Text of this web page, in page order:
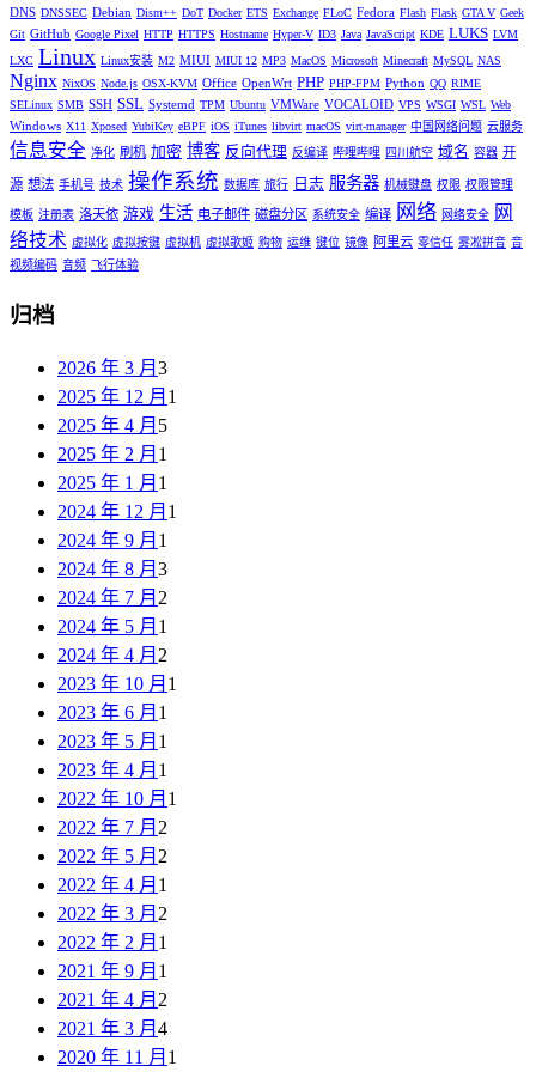
DNS DNSSEC Debian Dism++ DoT Docker ETS Exchange FLoC Fedora Flash Flask GTA V Geek
Git GitHub Google Pixel HTTP HTTPS Hostname Hyper-V ID3 Java JavaScript KDE LUKS LVM
LXC Linux Linux安装 M2 MIUI MIUI 12 MP3 MacOS Microsoft Minecraft MySQL NAS
Nginx NixOS Node.js OSX-KVM Office OpenWrt PHP PHP-FPM Python QQ RIME
SELinux SMB SSH SSL Systemd TPM Ubuntu VMWare VOCALOID VPS WSGI WSL Web
Windows X11 Xposed YubiKey eBPF iOS iTunes libvirt macOS virt-manager 中国网络问题 云服务
信息安全 净化 刷机 加密 博客 反向代理 反编译 哔哩哔哩 四川航空 域名 容器 开
源 想法 手机号 技术 操作系统 数据库 旅行 日志 服务器 机械键盘 权限 权限管理
模板 注册表 洛天依 游戏 生活 电子邮件 磁盘分区 系统安全 编译 网络 网络安全
网
络技术 虚拟化 虚拟按键 虚拟机 虚拟歌姬 购物 运维 键位 镜像 阿里云 零信任 雾凇拼音 音
视频编码 音频 飞行体验
归档
2026 年 3 月 3
2025 年 12 月 1
2025 年 4 月 5
2025 年 2 月 1
2025 年 1 月 1
2024 年 12 月 1
2024 年 9 月 1
2024 年 8 月 3
2024 年 7 月 2
2024 年 5 月 1
2024 年 4 月 2
2023 年 10 月 1
2023 年 6 月 1
2023 年 5 月 1
2023 年 4 月 1
2022 年 10 月 1
2022 年 7 月 2
2022 年 5 月 2
2022 年 4 月 1
2022 年 3 月 2
2022 年 2 月 1
2021 年 9 月 1
2021 年 4 月 2
2021 年 3 月 4
2020 年 11 月 1